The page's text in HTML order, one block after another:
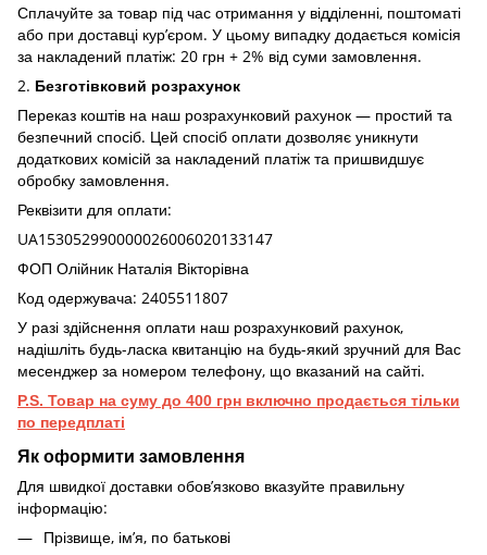
Сплачуйте за товар під час отримання у відділенні, поштоматі
або при доставці кур’єром. У цьому випадку додається комісія
за накладений платіж: 20 грн + 2% від суми замовлення.
2. Безготівковий розрахунок
Переказ коштів на наш розрахунковий рахунок — простий та
безпечний спосіб. Цей спосіб оплати дозволяє уникнути
додаткових комісій за накладений платіж та пришвидшує
обробку замовлення.
Реквізити для оплати:
UA153052990000026006020133147
ФОП Олійник Наталія Вікторівна
Код одержувача: 2405511807
У разі здійснення оплати наш розрахунковий рахунок,
надішліть будь-ласка квитанцію на будь-який зручний для Вас
месенджер за номером телефону, що вказаний на сайті.
P.S. Товар на суму до 400 грн включно продається тільки
по передплаті
Як оформити замовлення
Для швидкої доставки обов’язково вказуйте правильну
інформацію:
Прізвище, ім’я, по батькові